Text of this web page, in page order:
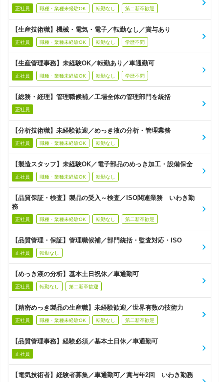
正社員 職種・業種未経験OK 転勤なし 第二新卒歓迎
【生産技術職】機械・電気・電子／転勤なし／賞与あり
正社員 職種・業種未経験OK 転勤なし 学歴不問
【生産管理事務】未経験OK／転勤あり／車通勤可
正社員 職種・業種未経験OK 転勤なし 学歴不問
【総務・経理】管理職候補／工場全体の管理部門を統括
正社員
【分析技術職】未経験歓迎／めっき液の分析・管理業務
正社員 職種・業種未経験OK 転勤なし
【製造スタッフ】未経験OK／電子部品のめっき加工・設備保全
正社員 職種・業種未経験OK 転勤なし
【品質保証・検査】製品の受入～検査／ISO関連業務 いわき勤
務
正社員 職種・業種未経験OK 転勤なし 第二新卒歓迎
【品質管理・保証】管理職候補／部門統括・監査対応・ISO
正社員 転勤なし
【めっき液の分析】基本土日祝休／車通勤可
正社員 転勤なし 第二新卒歓迎
【精密めっき製品の生産職】未経験歓迎／世界有数の技術力
正社員 職種・業種未経験OK 転勤なし 第二新卒歓迎
【品質管理事務】経験必須／基本土日休／車通勤可
正社員
【電気技術者】経験者募集／車通勤可／賞与年2回 いわき勤務